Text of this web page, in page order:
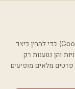
ד"ר אורי ארד
אנו משתמשים בעוגיות אנליטיקה (Google Analytics) כדי להבין כיצד
והן נטענות רק
מלאים מופיעים